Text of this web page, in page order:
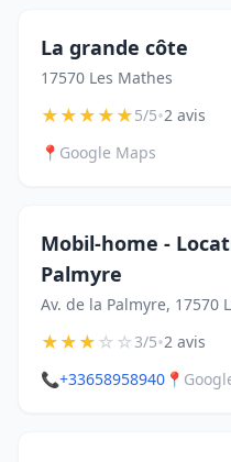
La grande côte
17570 Les Mathes
★★★★★5/5•2 avis
📍 Google Maps
Mobil-home -
Palmyre
Av. de la Palmyre, 17570
★★★☆☆3/5•2 avis
📞+33658958940 📍